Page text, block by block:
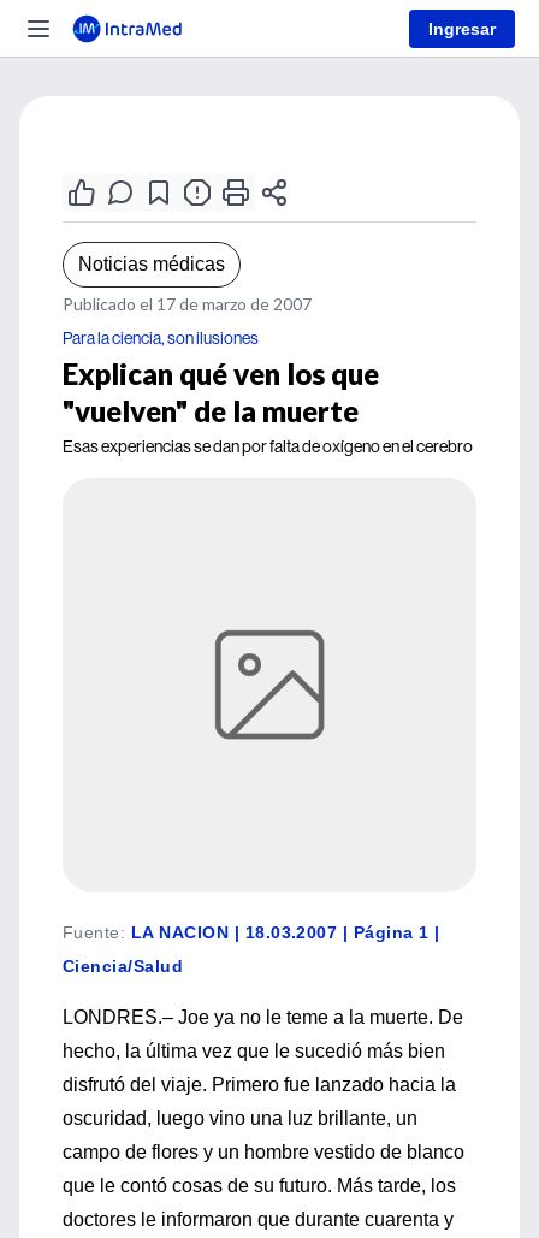
Ingresar
Noticias médicas
Publicado el 17 de marzo de 2007
Para la ciencia, son ilusiones
Explican qué ven los que
"vuelven" de la muerte
Esas experiencias se dan por falta de oxígeno en el cerebro
Fuente: LA NACION | 18.03.2007 | Página 1 |
Ciencia/Salud
LONDRES.– Joe ya no le teme a la muerte. De
hecho, la última vez que le sucedió más bien
disfrutó del viaje. Primero fue lanzado hacia la
oscuridad, luego vino una luz brillante, un
campo de flores y un hombre vestido de blanco
que le contó cosas de su futuro. Más tarde, los
doctores le informaron que durante cuarenta y